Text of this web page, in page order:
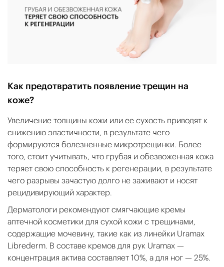
Как предотвратить появление трещин на
коже?
Увеличение толщины кожи или ее сухость приводят к
снижению эластичности, в результате чего
формируются болезненные микротрещинки. Более
того, стоит учитывать, что грубая и обезвоженная кожа
теряет свою способность к регенерации, в результате
чего разрывы зачастую долго не заживают и носят
рецидивирующий характер.
Дерматологи рекомендуют смягчающие кремы
аптечной косметики для сухой кожи с трещинами,
содержащие мочевину, такие как из линейки Uramax
Librederm. В составе кремов для рук Uramax —
концентрация актива составляет 10%, а для ног — 25%.